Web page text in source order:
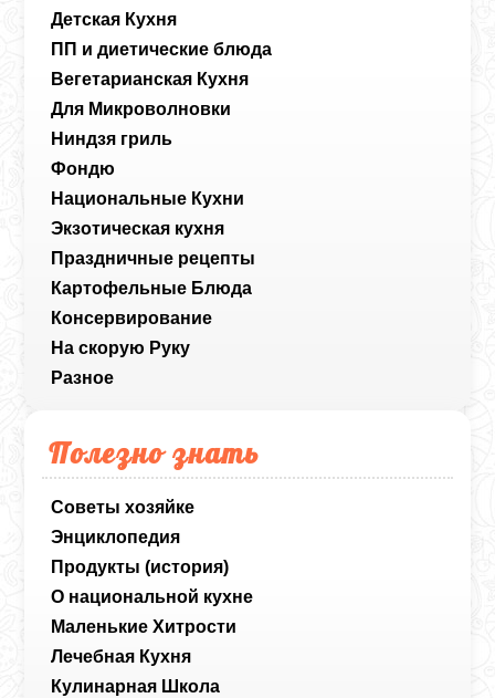
Детская Кухня
ПП и диетические блюда
Вегетарианская Кухня
Для Микроволновки
Ниндзя гриль
Фондю
Национальные Кухни
Экзотическая кухня
Праздничные рецепты
Картофельные Блюда
Консервирование
На скорую Руку
Разное
Полезно знать
Советы хозяйке
Энциклопедия
Продукты (история)
О национальной кухне
Маленькие Хитрости
Лечебная Кухня
Кулинарная Школа